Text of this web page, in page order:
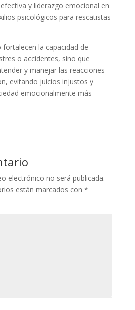
y liderazgo emocional en
psicológicos para rescatistas
la capacidad de
o accidentes, sino que
y manejar las reacciones
evitando juicios injustos y
emocionalmente más
electrónico no será publicada.
están marcados con *